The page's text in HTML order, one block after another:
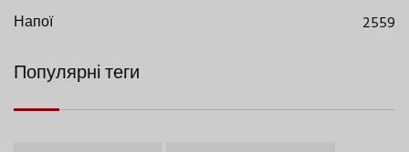
Напої
2559
Популярні теги